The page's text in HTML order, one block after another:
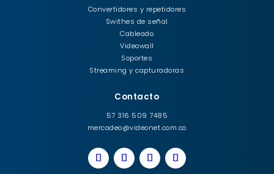
Convertidores y repetidores
Swithes de señal
Cableado
Videowall
Soportes
Streaming y capturadoras
Contacto
57 316 509 7485
mercadeo@videonet.com.co